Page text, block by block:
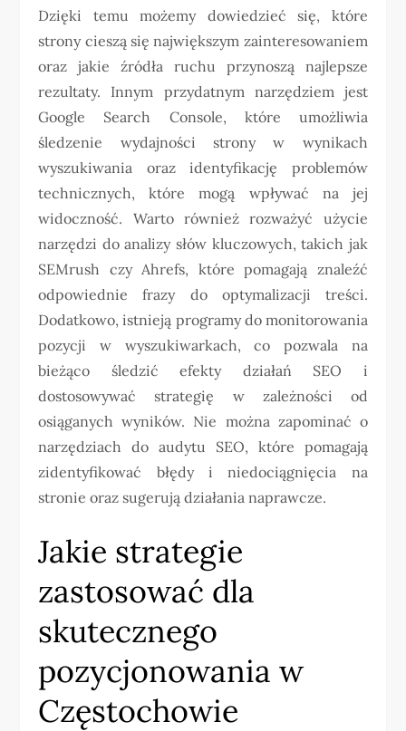
Dzięki temu możemy dowiedzieć się, które
strony cieszą się największym zainteresowaniem
oraz jakie źródła ruchu przynoszą najlepsze
rezultaty. Innym przydatnym narzędziem jest
Google Search Console, które umożliwia
śledzenie wydajności strony w wynikach
wyszukiwania oraz identyfikację problemów
technicznych, które mogą wpływać na jej
widoczność. Warto również rozważyć użycie
narzędzi do analizy słów kluczowych, takich jak
SEMrush czy Ahrefs, które pomagają znaleźć
odpowiednie frazy do optymalizacji treści.
Dodatkowo, istnieją programy do monitorowania
pozycji w wyszukiwarkach, co pozwala na
bieżąco śledzić efekty działań SEO i
dostosowywać strategię w zależności od
osiąganych wyników. Nie można zapominać o
narzędziach do audytu SEO, które pomagają
zidentyfikować błędy i niedociągnięcia na
stronie oraz sugerują działania naprawcze.
Jakie strategie
zastosować dla
skutecznego
pozycjonowania w
Częstochowie